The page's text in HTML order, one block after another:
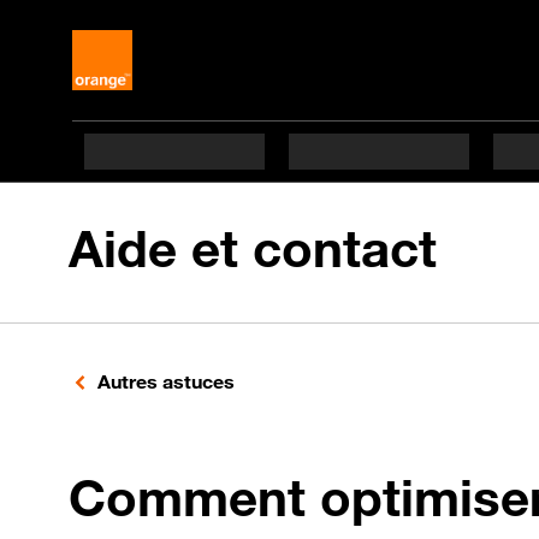
Aide et contact
Autres astuces
Comment